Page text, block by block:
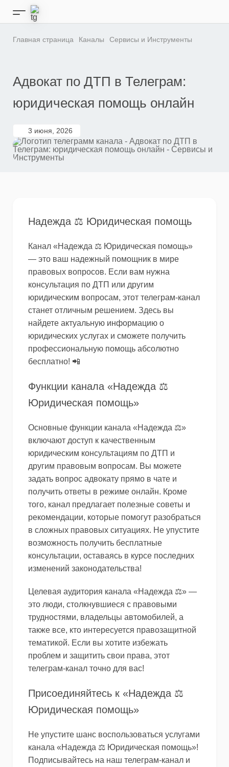
Перейти
содержимому
Кнопка
бокового
Главная страница Каналы Сервисы и Инструменты
Адвокат по ДТП в Телеграм:
юридическая помощь онлайн
3 июня, 2026
Надежда ⚖️ Юридическая помощь
Канал «Надежда ⚖️ Юридическая помощь»
— это ваш надежный помощник в мире
правовых вопросов. Если вам нужна
консультация по ДТП или другим
юридическим вопросам, этот телеграм-канал
станет отличным решением. Здесь вы
найдете актуальную информацию о
юридических услугах и сможете получить
профессиональную помощь абсолютно
бесплатно! 📲
Функции канала «Надежда ⚖️
Юридическая помощь»
Основные функции канала «Надежда ⚖️»
включают доступ к качественным
юридическим консультациям по ДТП и
другим правовым вопросам. Вы можете
задать вопрос адвокату прямо в чате и
получить ответы в режиме онлайн. Кроме
того, канал предлагает полезные советы и
рекомендации, которые помогут разобраться
в сложных правовых ситуациях. Не упустите
возможность получить бесплатные
консультации, оставаясь в курсе последних
изменений законодательства!
Целевая аудитория канала «Надежда ⚖️» —
это люди, столкнувшиеся с правовыми
трудностями, владельцы автомобилей, а
также все, кто интересуется правозащитной
тематикой. Если вы хотите избежать
проблем и защитить свои права, этот
телеграм-канал точно для вас!
Присоединяйтесь к «Надежда ⚖️
Юридическая помощь»
Не упустите шанс воспользоваться услугами
канала «Надежда ⚖️ Юридическая помощь»!
Подписывайтесь на наш телеграм-канал и